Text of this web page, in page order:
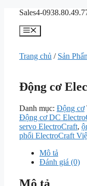
Chuyển
dung
Sales4-
Menu
Trang chủ / Sản
Động cơ
Danh mục: Động cơ
Động cơ DC
servo ElectroCraft,
phối ElectroCraft
Mô tả
Đánh giá (0)